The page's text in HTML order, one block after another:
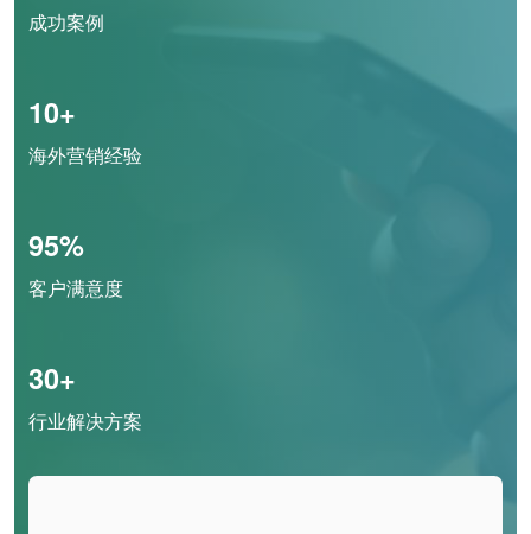
成功案例
10+
海外营销经验
95%
客户满意度
30+
行业解决方案